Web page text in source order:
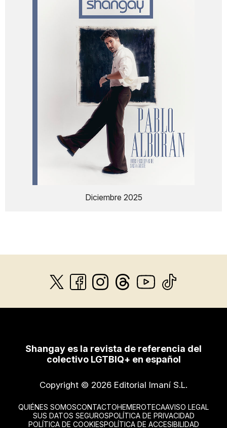
Diciembre 2025
Shangay es la revista de referencia del
colectivo LGTBIQ+ en español
Copyright © 2026 Editorial Imaní S.L.
QUIÉNES SOMOSCONTACTOHEMEROTECAAVISO LEGAL
SUS DATOS SEGUROSPOLÍTICA DE PRIVACIDAD
POLÍTICA DE COOKIESPOLÍTICA DE ACCESIBILIDAD